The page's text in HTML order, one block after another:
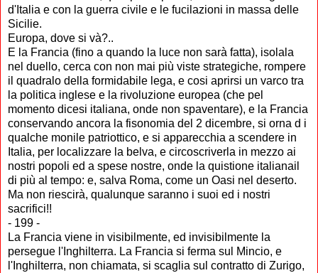
d'Italia e con la guerra civile e le fucilazioni in massa delle
Sicilie.
Europa, dove si và?..
E la Francia (fino a quando la luce non sarà fatta), isolala
nel duello, cerca con non mai più viste strategiche, rompere
il quadralo della formidabile lega, e cosi aprirsi un varco tra
la politica inglese e la rivoluzione europea (che pel
momento dicesi italiana, onde non spaventare), e la Francia
conservando ancora la fisonomia del 2 dicembre, si orna d i
qualche monile patriottico, e si apparecchia a scendere in
Italia, per localizzare la belva, e circoscriverla in mezzo ai
nostri popoli ed a spese nostre, onde la quistione italianail
di più al tempo: e, salva Roma, come un Oasi nel deserto.
Ma non riescirà, qualunque saranno i suoi ed i nostri
sacrifici!!
- 199 -
La Francia viene in visibilmente, ed invisibilmente la
persegue l'Inghilterra. La Francia si ferma sul Mincio, e
l'Inghilterra, non chiamata, si scaglia sul contratto di Zurigo,